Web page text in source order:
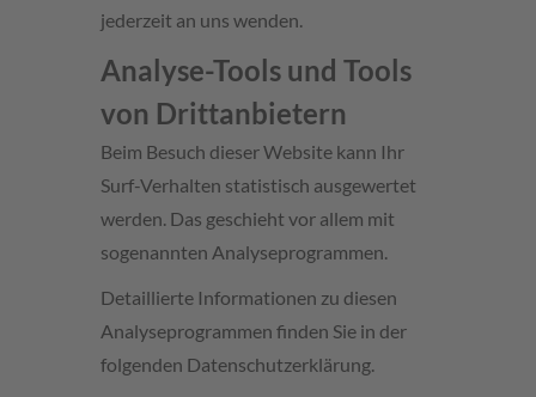
jederzeit an uns wenden.
Analyse-Tools und Tools
von Dritt­anbietern
Beim Besuch dieser Website kann Ihr
Surf-Verhalten statistisch ausgewertet
werden. Das geschieht vor allem mit
sogenannten Analyseprogrammen.
Detaillierte Informationen zu diesen
Analyseprogrammen finden Sie in der
folgenden Datenschutzerklärung.